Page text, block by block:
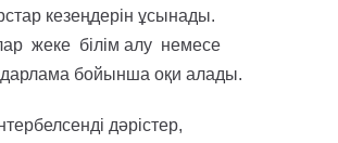
кезеңдерін ұсынады.
жеке білім алу немесе
бойынша оқи алады.
дәрістер,